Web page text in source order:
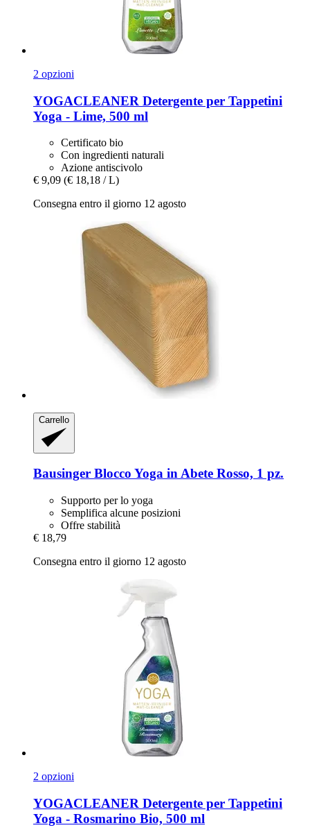
2 opzioni
YOGACLEANER Detergente per Tappetini
Yoga -​ Lime, 500 ml
Certificato bio
Con ingredienti naturali
Azione antiscivolo
€ 9,09 (€ 18,18 / L)
Consegna entro il giorno 12 agosto
Carrello
Bausinger Blocco Yoga in Abete Rosso, 1 pz.
Supporto per lo yoga
Semplifica alcune posizioni
Offre stabilità
€ 18,79
Consegna entro il giorno 12 agosto
2 opzioni
YOGACLEANER Detergente per Tappetini
Yoga -​ Rosmarino Bio, 500 ml